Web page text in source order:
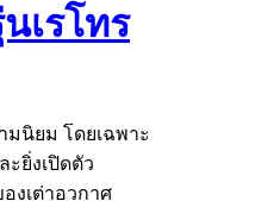
เรโทร
มนิยม โดยเฉพาะ
ะยิ่งเปิดตัว
งเต่าอวกาศ